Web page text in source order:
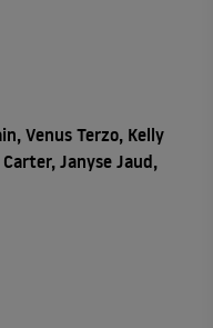
Venus Terzo, Kelly
Janyse Jaud,